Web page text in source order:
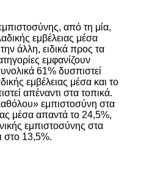
από τη μία,
εμβέλειας μέσα
άλλη, ειδικά προς τα
εμφανίζουν
61% δυσπιστεί
εμβέλειας μέσα και το
απέναντι στα τοπικά.
εμπιστοσύνη στα
μέσα απαντά το 24,5%,
εμπιστοσύνης στα
στο 13,5%.